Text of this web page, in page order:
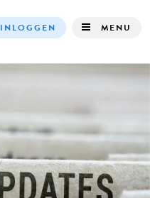
navigation
INLOGGEN MENU